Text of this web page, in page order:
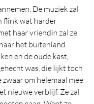
De muziek zal
flink wat harder
haar vriendin zal ze
het buitenland
en de oude kast,
was, die lijkt toch
om helemaal mee
nieuwe verblijf. Ze zal